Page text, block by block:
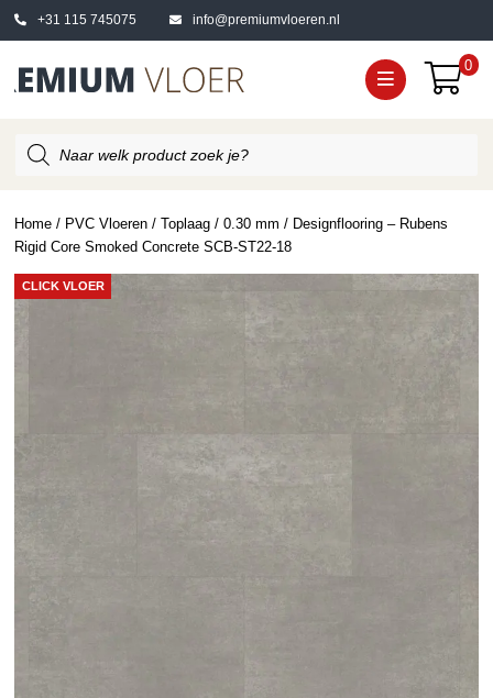
+31 115 745075 info@premiumvloeren.nl
0
zoeken
Home / PVC Vloeren /Toplaag /0.30 mm / Designflooring – Rubens
Rigid Core Smoked Concrete SCB-ST22-18
CLICK VLOER